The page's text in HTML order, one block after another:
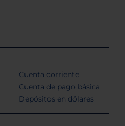
Cuenta corriente
Cuenta de pago básica
Depósitos en dólares